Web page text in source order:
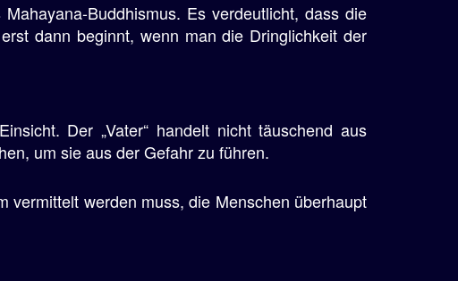
Buddhismus. Es verdeutlicht, dass die
dann beginnt, wenn man die Dringlichkeit der
Der „Vater“ handelt nicht täuschend aus
um sie aus der Gefahr zu führen.
vermittelt werden muss, die Menschen überhaupt